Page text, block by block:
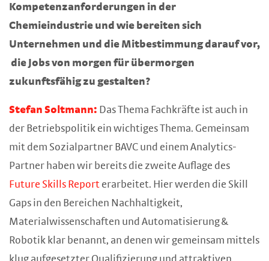
Kompetenzanforderungen in der
Chemieindustrie und wie bereiten sich
Unternehmen und die Mitbestimmung darauf vor,
die Jobs von morgen für übermorgen
zukunftsfähig zu gestalten?
Stefan Soltmann: Das Thema Fachkräfte ist auch in
der Betriebspolitik ein wichtiges Thema. Gemeinsam
mit dem Sozialpartner BAVC und einem Analytics-
Partner haben wir bereits die zweite Auflage des
Future Skills Report erarbeitet. Hier werden die Skill
Gaps in den Bereichen Nachhaltigkeit,
Materialwissenschaften und Automatisierung &
Robotik klar benannt, an denen wir gemeinsam mittels